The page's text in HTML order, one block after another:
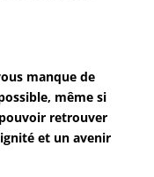
manque de
même si
retrouver
et un avenir